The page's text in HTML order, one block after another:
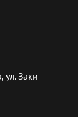
ул. Заки